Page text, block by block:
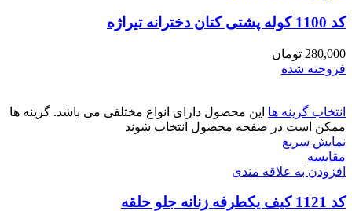
کد 1100 کوله پشتی کتان دخترانه تیراژه
280,000 تومان
فروخته شده
انتخاب گزینه ها این محصول دارای انواع مختلفی می باشد. گزینه ها
ممکن است در صفحه محصول انتخاب شوند
نمایش سریع
مقايسه
افزودن به علاقه مندی
کد 1121 کیف یکطرفه زنانه جلو حلقه